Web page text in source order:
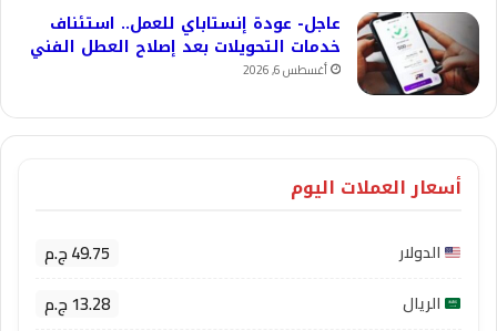
عاجل- عودة إنستاباي للعمل.. استئناف
خدمات التحويلات بعد إصلاح العطل الفني
أغسطس 6, 2026
أسعار العملات اليوم
الدولار 49.75 ج.م
الريال 13.28 ج.م